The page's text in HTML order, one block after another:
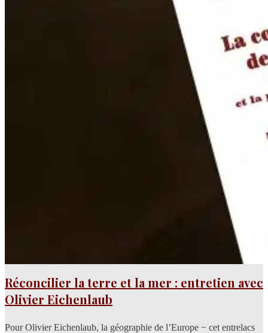
Réconcilier la terre et la mer : entretien avec
Olivier Eichenlaub
Pour Olivier Eichenlaub, la géographie de l’Europe − cet entrelacs